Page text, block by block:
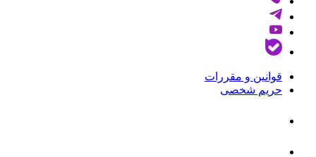
قوانین و مقررات
حریم شخصی